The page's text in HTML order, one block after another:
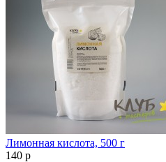
Лимонная кислота, 500 г
140 p